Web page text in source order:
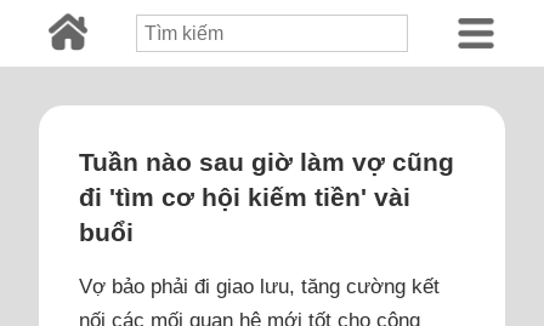
Tuần nào sau giờ làm vợ cũng
đi 'tìm cơ hội kiếm tiền' vài
buổi
Vợ bảo phải đi giao lưu, tăng cường kết
nối các mối quan hệ mới tốt cho công